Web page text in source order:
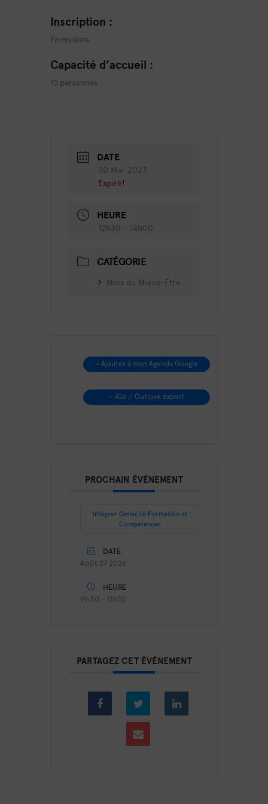
Inscription :
Formulaire
Capacité d’accueil :
10 personnes
DATE
30 Mar 2023
Expiré!
HEURE
12h30 - 14h00
CATÉGORIE
Mois du Mieux-Etre
+ Ajouter à mon Agenda Google
+ iCal / Outlook export
PROCHAIN ÉVÉNEMENT
Intégrer Omnicité Formation et
Compétences
DATE
Août 27 2026
HEURE
9h30 - 11h00
PARTAGEZ CET ÉVÉNEMENT